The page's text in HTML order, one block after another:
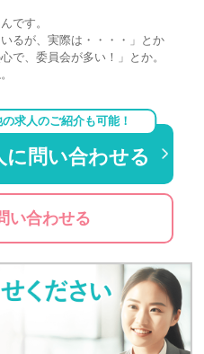
です。
るが、実際は・・・・」とか
で、委員会が多い！」とか。
求人のご紹介も可能！
に問い合わせる
い合わせる